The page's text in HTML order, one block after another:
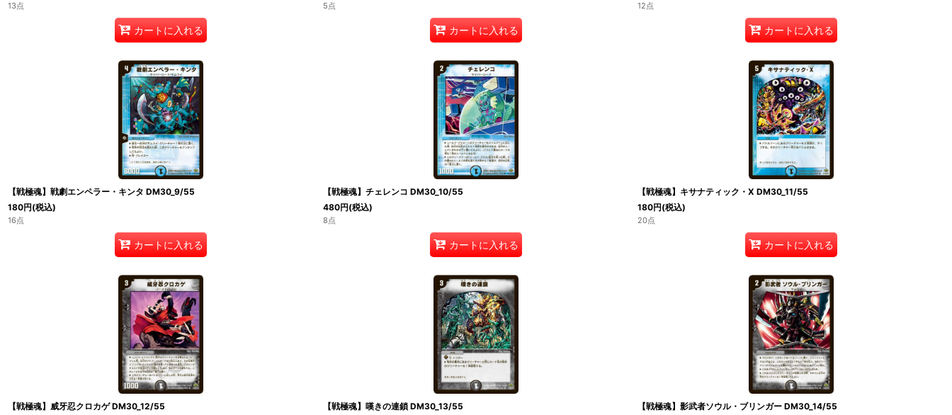
13点
カートに入れる
5点
カートに入れる
12点
カートに入れる
【戦極魂】戦劇エンペラー・キンタ DM30_9/55
180円(税込)
16点
カートに入れる
【戦極魂】チェレンコ DM30_10/55
480円(税込)
8点
カートに入れる
【戦極魂】キサナティック・X DM30_11/55
180円(税込)
20点
カートに入れる
【戦極魂】威牙忍クロカゲ DM30_12/55
【戦極魂】嘆きの連鎖 DM30_13/55
【戦極魂】影武者ソウル・ブリンガー DM30_14/55